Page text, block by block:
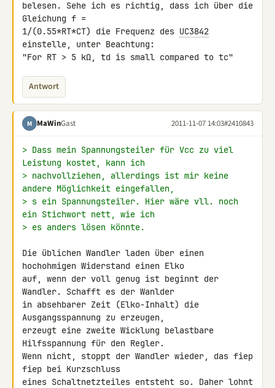
belesen. Sehe ich es richtig, dass ich über die
Gleichung f =
1/(0.55*RT*CT) die Frequenz des UC3842
einstelle, unter Beachtung:
"For RT > 5 kΩ, td is small compared to tc"
Antwort
M MaWinGast 2011-11-07 14:03#2410843
> Dass mein Spannungsteiler für Vcc zu viel
Leistung kostet, kann ich
> nachvollziehen, allerdings ist mir keine
andere Möglichkeit eingefallen,
> s ein Spannungsteiler. Hier wäre vll. noch
ein Stichwort nett, wie ich
> es anders lösen könnte.
Die üblichen Wandler laden über einen
hochohmigen Widerstand einen Elko
auf, wenn der voll genug ist beginnt der
Wandler. Schafft es der Wanlder
in absehbarer Zeit (Elko-Inhalt) die
Ausgangsspannung zu erzeugen,
erzeugt eine zweite Wicklung belastbare
Hilfsspannung für den Regler.
Wenn nicht, stoppt der Wandler wieder, das fiep
fiep bei Kurzschluss
eines Schaltnetzteiles entsteht so. Daher lohnt